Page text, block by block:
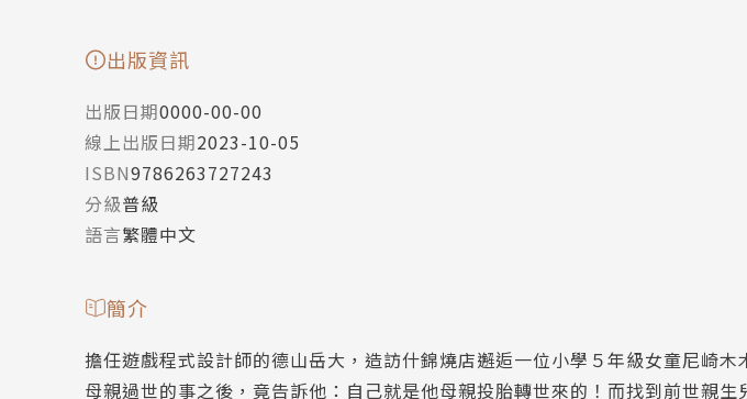
出版資訊
出版日期0000-00-00
線上出版日期2023-10-05
ISBN9786263727243
分級普級
語言繁體中文
簡介
擔任遊戲程式設計師的德山岳大，造訪什錦燒店邂逅一位小學５年級女童尼崎
母親過世的事之後，竟告訴他：自己就是他母親投胎轉世來的！而找到前世親